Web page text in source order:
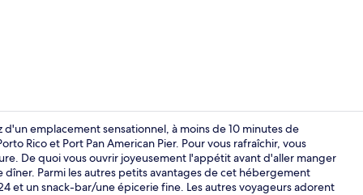
Chambre, 1
d'un emplacement sensationnel, à moins de 10 minutes de
Rico et Port Pan American Pier. Pour vous rafraîchir, vous
De quoi vous ouvrir joyeusement l'appétit avant d'aller manger
Parmi les autres petits avantages de cet hébergement
et un snack-bar/une épicerie fine. Les autres voyageurs adorent